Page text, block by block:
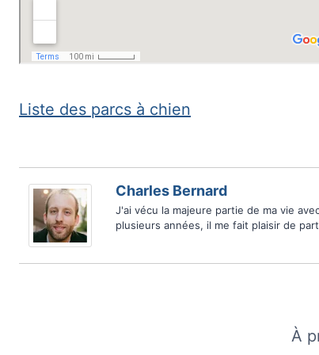
Liste des parcs à chien
Charles Bernard
J'ai vécu la majeure partie de ma vie
plusieurs années, il me fait plaisir de
À